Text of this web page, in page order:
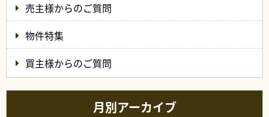
売主様からのご質問
物件特集
買主様からのご質問
月別アーカイブ